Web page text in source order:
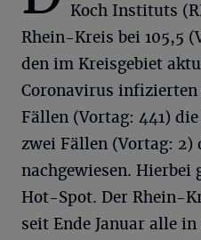
Koch Instituts
Rhein-Kreis bei 105,5
den im Kreisgebiet
Coronavirus
Fällen (Vortag: 441)
zwei Fällen (Vortag:
nachgewiesen. Hierbei
Hot-Spot. Der Rhein-
seit Ende Januar alle